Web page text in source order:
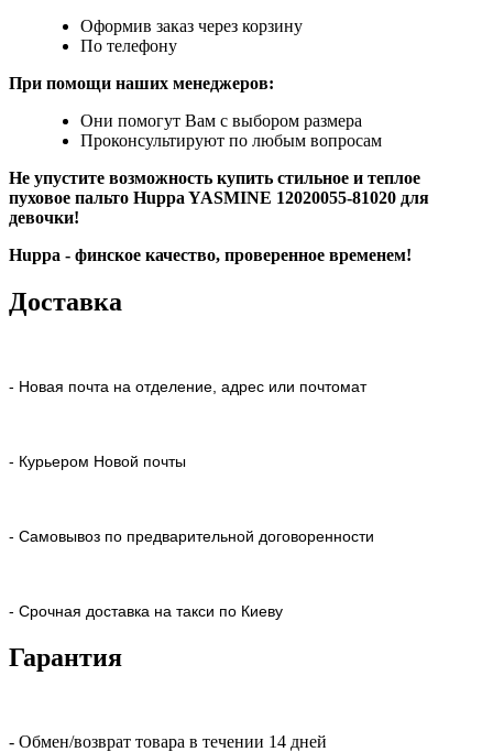
Оформив заказ через корзину
По телефону
При помощи наших менеджеров:
Они помогут Вам с выбором размера
Проконсультируют по любым вопросам
Не упустите возможность купить стильное и теплое
пуховое пальто Huppa YASMINE 12020055-81020 для
девочки!
Huppa - финское качество, проверенное временем!
Доставка
- Новая почта на отделение, адрес или почтомат
- Курьером Новой почты
- Самовывоз по предварительной договоренности
- Срочная доставка на такси по Киеву
Гарантия
- Обмен/возврат товара в течении 14 дней